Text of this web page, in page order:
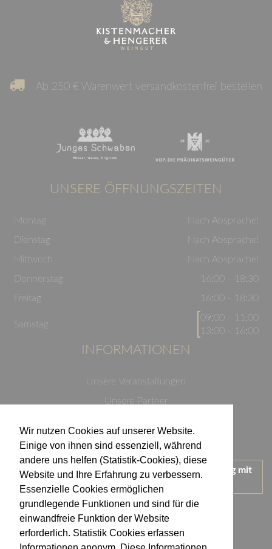
Wir nutzen Cookies auf unserer Website.
Einige von ihnen sind essenziell, während
andere uns helfen (Statistik-Cookies), diese
Website und Ihre Erfahrung zu verbessern.
Essenzielle Cookies ermöglichen
grundlegende Funktionen und sind für die
einwandfreie Funktion der Website
erforderlich. Statistik Cookies erfassen
Ab 250 € Warenwert versandkostenfrei bestellen
UNSERE ÖFFNUNGSZEITEN
Montag
Nach Absprache!
Dienstag
Nach Absprache!
Mittwoch
Nach Absprache!
Donnerstag
16:00 - 18:30
Freitag
16:00 - 18:30
Samstag
09:00 - 11:00
13:00 - 16:00
INFORMATIONEN
Unsere Veranstaltungen
Unsere Partner
Impressum
Wir treten für einen verantwortungsvollen Umgang mit
Alkohol ein.
KONTAKT
Weingut Kistenmacher & Hengerer